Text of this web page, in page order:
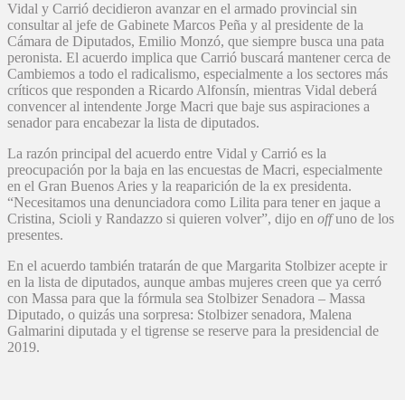
Vidal y Carrió decidieron avanzar en el armado provincial sin
consultar al jefe de Gabinete Marcos Peña y al presidente de la
Cámara de Diputados, Emilio Monzó, que siempre busca una pata
peronista. El acuerdo implica que Carrió buscará mantener cerca de
Cambiemos a todo el radicalismo, especialmente a los sectores más
críticos que responden a Ricardo Alfonsín, mientras Vidal deberá
convencer al intendente Jorge Macri que baje sus aspiraciones a
senador para encabezar la lista de diputados.
La razón principal del acuerdo entre Vidal y Carrió es la
preocupación por la baja en las encuestas de Macri, especialmente
en el Gran Buenos Aries y la reaparición de la ex presidenta.
“Necesitamos una denunciadora como Lilita para tener en jaque a
Cristina, Scioli y Randazzo si quieren volver”, dijo en offuno de los
presentes.
En el acuerdo también tratarán de que Margarita Stolbizer acepte ir
en la lista de diputados, aunque ambas mujeres creen que ya cerró
con Massa para que la fórmula sea Stolbizer Senadora – Massa
Diputado, o quizás una sorpresa: Stolbizer senadora, Malena
Galmarini diputada y el tigrense se reserve para la presidencial de
2019.